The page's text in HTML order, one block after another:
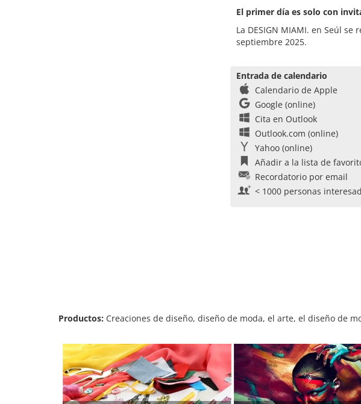
El primer día es solo con
La DESIGN MIAMI. en Seúl
septiembre 2025.
Entrada de calendario
Calendario de Apple
Google (online)
Cita en Outlook
Outlook.com (online)
Yahoo (online)
Añadir a la lista de
Recordatorio por email
< 1000 personas
Productos: Creaciones de diseño, diseño de moda, el arte, el diseño de